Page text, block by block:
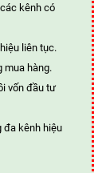
kênh có
liên tục.
mua hàng.
vốn đầu tư
đa kênh hiệu